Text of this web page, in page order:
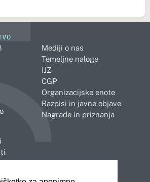
Mediji o nas
Temeljne naloge
IJZ
CGP
Organizacijske enote
Razpisi in javne objave
Nagrade in priznanja